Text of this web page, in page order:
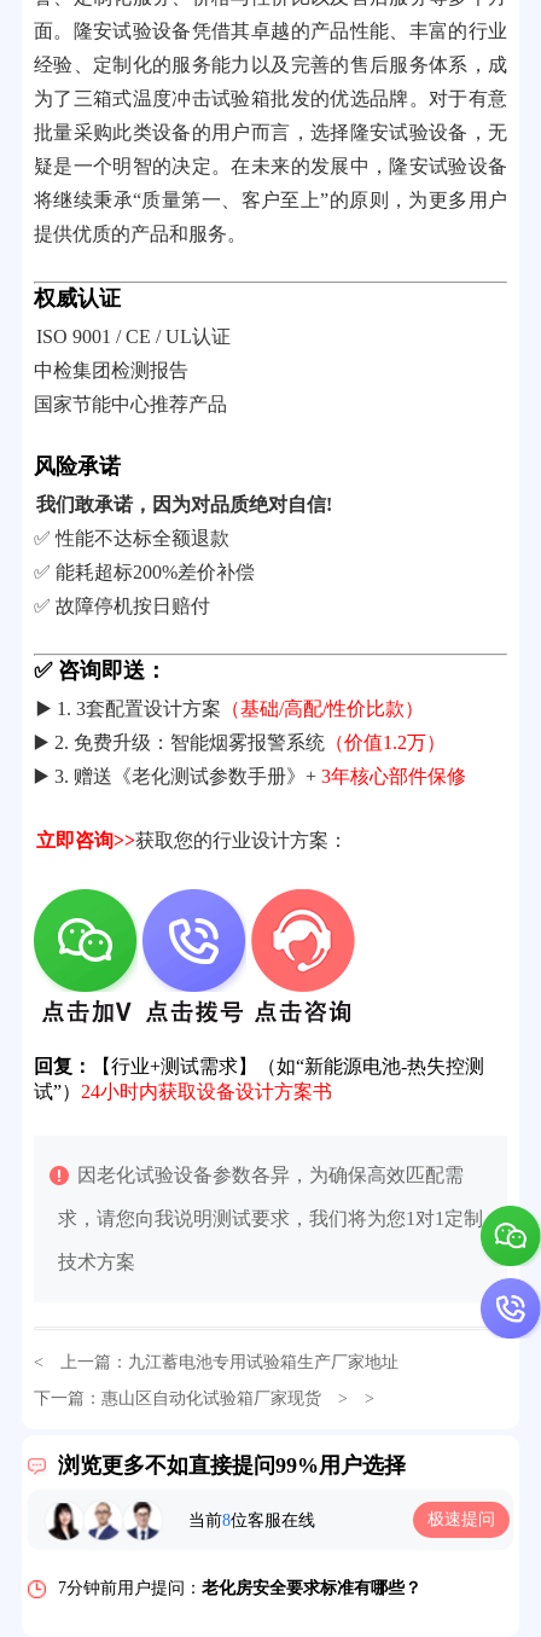
面。隆安试验设备凭借其卓越的产品性能、丰富的行业
经验、定制化的服务能力以及完善的售后服务体系，成
为了三箱式温度冲击试验箱批发的优选品牌。对于有意
批量采购此类设备的用户而言，选择隆安试验设备，无
疑是一个明智的决定。在未来的发展中，隆安试验设备
将继续秉承“质量第一、客户至上”的原则，为更多用户
提供优质的产品和服务。
权威认证
ISO 9001 / CE / UL认证
中检集团检测报告
国家节能中心推荐产品
风险承诺
我们敢承诺，因为对品质绝对自信!
✅ 性能不达标全额退款
✅ 能耗超标200%差价补偿
✅ 故障停机按日赔付
✅ 咨询即送：
▶️ 1. 3套配置设计方案 （基础/高配/性价比款）
▶️ 2. 免费升级：智能烟雾报警系统（价值1.2万）
▶️ 3. 赠送《老化测试参数手册》+ 3年核心部件保修
立即咨询>>获取您的行业设计方案：
回复：
【行业+测试需求】（如“新能源电池-热失控测
试”） 24小时内获取设备设计方案书
因老化试验设备参数各异，为确保高效匹配需
求，请您向我说明测试要求，我们将为您1对1定制
技术方案
< 上一篇： 九江蓄电池专用试验箱生产厂家地址
下一篇： 惠山区自动化试验箱厂家现货> >
浏览更多不如直接提问99%用户选择
当前8位客服在线 极速提问
32分钟前用户提问：氙灯老化试验箱价格多少？
7分钟前用户提问： 老化房安全要求标准有哪些？
10分钟前用户提问：高温老化房一般温度多少？